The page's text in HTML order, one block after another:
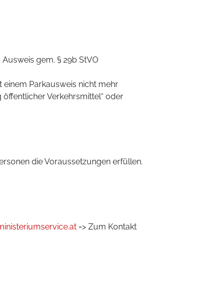
gem. § 29b StVO
Parkausweis nicht mehr
Verkehrsmittel“ oder
die Voraussetzungen erfüllen.
=> Zum Kontakt